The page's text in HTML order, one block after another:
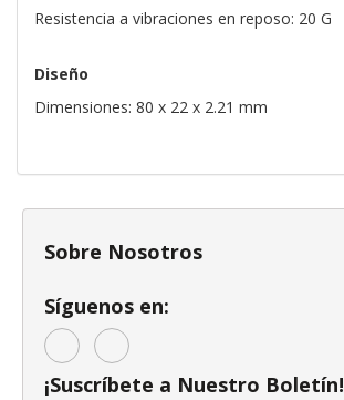
Resistencia a vibraciones en reposo: 20 G
Diseño
Dimensiones: 80 x 22 x 2.21 mm
Sobre Nosotros
Síguenos en:
¡Suscríbete a Nuestro Boletín!